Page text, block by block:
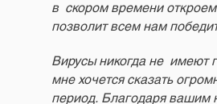
в скором времени
позволит всем нам
Вирусы никогда не имеют
мне хочется сказать
период. Благодаря вашим